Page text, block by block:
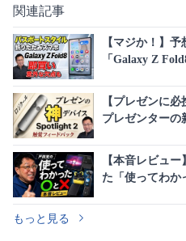
関連記事
【マジか！】
「Galaxy Z
【プレゼンに
プレゼンターの
らしいですね
【本音レビュ
た「使ってわか
もっと見る